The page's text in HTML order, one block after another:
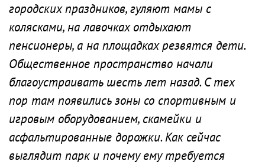
городских праздников, гуляют мамы с
колясками, на лавочках отдыхают
пенсионеры, а на площадках резвятся дети.
Общественное пространство начали
благоустраивать шесть лет назад. С тех
пор там появились зоны со спортивным и
игровым оборудованием, скамейки и
асфальтированные дорожки. Как сейчас
выглядит парк и почему ему требуется